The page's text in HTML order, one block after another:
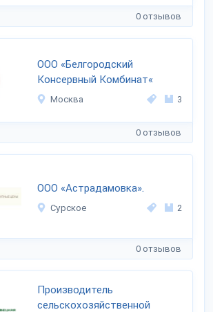
0 отзывов
ООО «Белгородский
Консервный Комбинат«
Москва 3
0 отзывов
ООО «Астрадамовка».
Сурское 2
0 отзывов
Производитель
сельскохозяйственной